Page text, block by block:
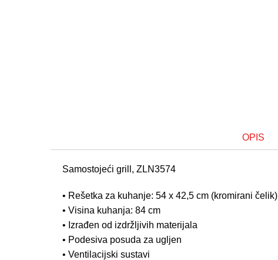
OPIS
Samostojeći grill, ZLN3574
• Rešetka za kuhanje: 54 x 42,5 cm (kromirani čelik)
• Visina kuhanja: 84 cm
• Izrađen od izdržljivih materijala
• Podesiva posuda za ugljen
• Ventilacijski sustavi